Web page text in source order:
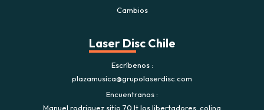
Cambios
Laser Disc Chile
Escríbenos
plazamusica@grupolaserdisc.com
Encuentranos
Manuel rodriguez sitio 70 lt los libertadores. colina